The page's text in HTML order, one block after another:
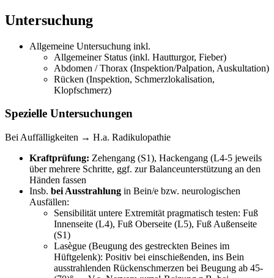
Untersuchung
Allgemeine Untersuchung inkl.
Allgemeiner Status (inkl. Hautturgor, Fieber)
Abdomen / Thorax (Inspektion/Palpation, Auskultation)
Rücken (Inspektion, Schmerzlokalisation,
Klopfschmerz)
Spezielle Untersuchungen
Bei Auffälligkeiten → H.a. Radikulopathie
Kraftprüfung: Zehengang (S1), Hackengang (L4-5 jeweils
über mehrere Schritte, ggf. zur Balanceunterstützung an den
Händen fassen
Insb. bei Ausstrahlung in Bein/e bzw. neurologischen
Ausfällen:
Sensibilität untere Extremität pragmatisch testen: Fuß
Innenseite (L4), Fuß Oberseite (L5), Fuß Außenseite
(S1)
Lasègue (Beugung des gestreckten Beines im
Hüftgelenk): Positiv bei einschießenden, ins Bein
ausstrahlenden Rückenschmerzen bei Beugung ab 45-